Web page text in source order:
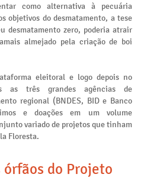
como alternativa à pecuária
objetivos do desmatamento, a tese
desmatamento zero, poderia atrair
almejado pela criação de boi
eleitoral e logo depois no
as três grandes agências de
regional (BNDES, BID e Banco
e doações em um volume
variado de projetos que tinham
Floresta.
do Projeto